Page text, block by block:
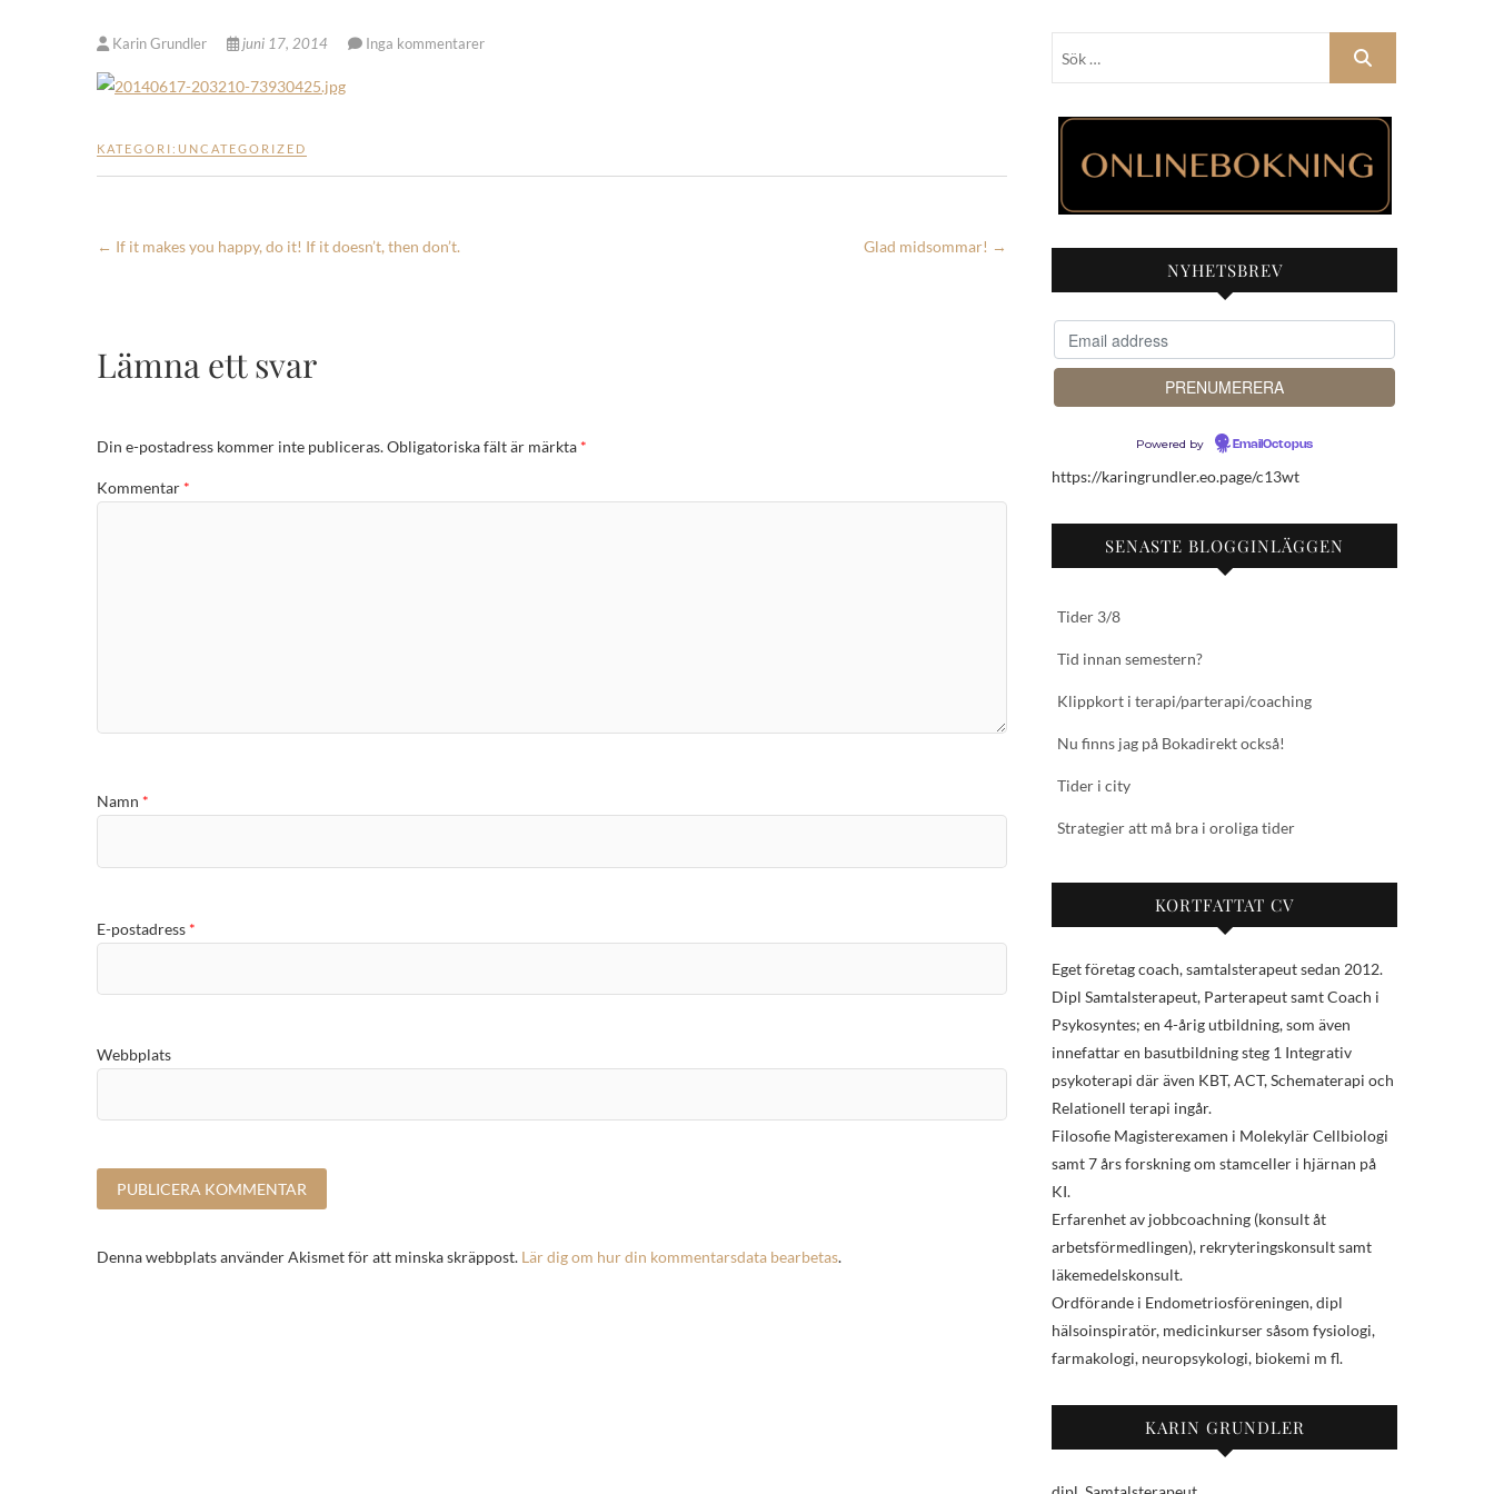
Karin Grundler juni 17, 2014 Inga kommentarer
KATEGORI: UNCATEGORIZED
← If it makes you happy, do it! If it doesn’t, then don’t. Glad midsommar! →
Lämna ett svar
Din e-postadress kommer inte publiceras.Obligatoriska fält är märkta *
Kommentar *
Namn *
E-postadress *
Webbplats
Denna webbplats använder Akismet för att minska skräppost. Lär dig om hur din kommentarsdata bearbetas.
NYHETSBREV
Powered by EmailOctopus
https://karingrundler.eo.page/c13wt
SENASTE BLOGGINLÄGGEN
Tider 3/8
Tid innan semestern?
Klippkort i terapi/parterapi/coaching
Nu finns jag på Bokadirekt också!
Tider i city
Strategier att må bra i oroliga tider
KORTFATTAT CV
Eget företag coach, samtalsterapeut sedan 2012.
Dipl Samtalsterapeut, Parterapeut samt Coach i
Psykosyntes; en 4-årig utbildning, som även
innefattar en basutbildning steg 1 Integrativ
psykoterapi där även KBT, ACT, Schematerapi och
Relationell terapi ingår.
Filosofie Magisterexamen i Molekylär Cellbiologi
samt 7 års forskning om stamceller i hjärnan på
KI.
Erfarenhet av jobbcoachning (konsult åt
arbetsförmedlingen), rekryteringskonsult samt
läkemedelskonsult.
Ordförande i Endometriosföreningen, dipl
hälsoinspiratör, medicinkurser såsom fysiologi,
farmakologi, neuropsykologi, biokemi m fl.
KARIN GRUNDLER